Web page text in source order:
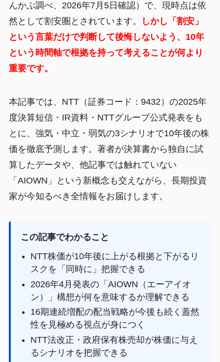
んかぶ調べ、2026年7月5日確認）で、現時点は依
然として割安圏とされています。
しかし「割安」
という言葉だけで判断して後悔しないよう、10年
という時間軸で根拠を持って考えることが何より
重要です。
本記事では、NTT（証券コード：9432）の2025年
度決算短信・IR資料・NTTグループ公式発表をも
とに、強気・中立・弱気の3シナリオで10年後の株
価を徹底予測します。著者が決算書から独自に試
算したデータや、他記事では触れていない
「AIOWN」という新概念も交えながら、長期投資
家が今知るべき全情報をお届けします。
この記事でわかること
NTT株価が10年後に上がる根拠と下がるリ
スクを「同時に」把握できる
2026年4月発表の「AIOWN（エーアイオ
ン）」構想が何を意味するか理解できる
16期連続増配の配当戦略が今後も続く蓋然
性を見極める視点が身につく
NTT法改正・政府保有株売却が株価に与え
るシナリオを把握できる